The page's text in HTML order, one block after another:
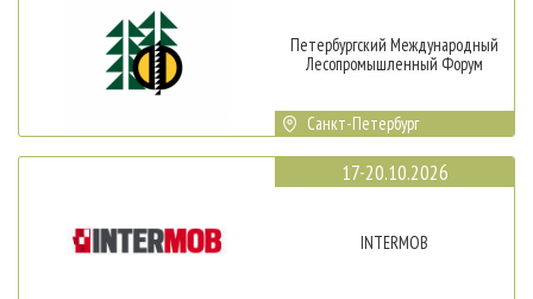
Петербургский Международный
Лесопромышленный Форум
Санкт-Петербург
17-20.10.2026
INTERMOB